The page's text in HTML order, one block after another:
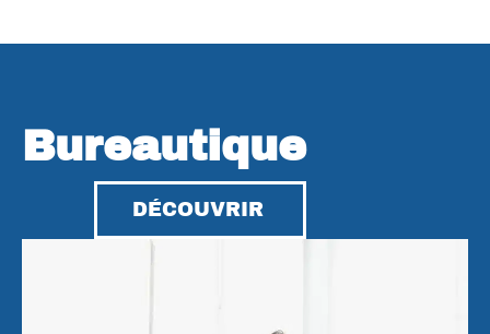
Bureautique
DÉCOUVRIR